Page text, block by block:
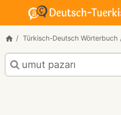
Türkisch-Deutsch Wörterbuch
Türkisch-
Deutsch
Übersetzung